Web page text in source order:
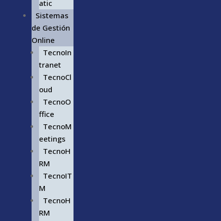
atic
Sistemas
de Gestión
Online
TecnoIn
tranet
TecnoCl
oud
TecnoO
ffice
TecnoM
eetings
TecnoH
RM
TecnoIT
M
TecnoH
RM